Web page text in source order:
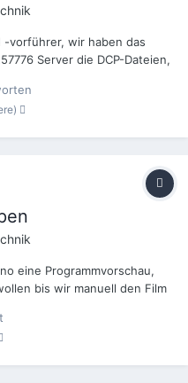
-vorführer, wir haben das
Server die DCP-Dateien,
vom Ingest Manager.
Komischerw...
eine Programmvorschau,
bis wir manuell den Film
dass man im Playback-
und P...